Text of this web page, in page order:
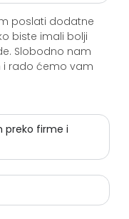
poslati dodatne
biste imali bolji
Slobodno nam
i rado ćemo vam
preko firme i